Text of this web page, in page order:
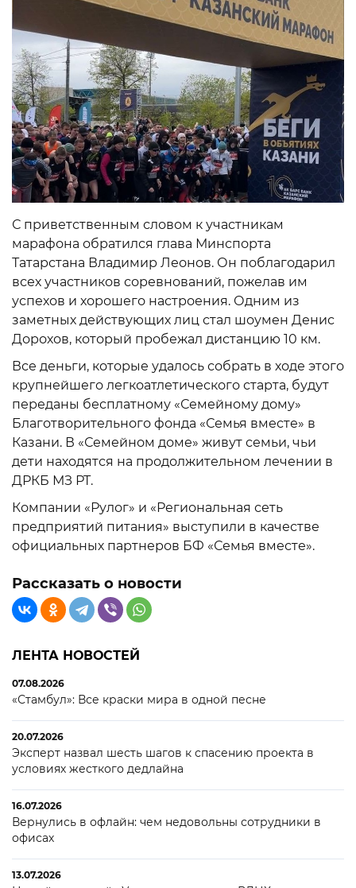
С приветственным словом к участникам
марафона обратился глава Минспорта
Татарстана Владимир Леонов. Он поблагодарил
всех участников соревнований, пожелав им
успехов и хорошего настроения. Одним из
заметных действующих лиц стал шоумен Денис
Дорохов, который пробежал дистанцию 10 км.
Все деньги, которые удалось собрать в ходе этого
крупнейшего легкоатлетического старта, будут
переданы бесплатному «Семейному дому»
Благотворительного фонда «Семья вместе» в
Казани. В «Семейном доме» живут семьи, чьи
дети находятся на продолжительном лечении в
ДРКБ МЗ РТ.
Компании «Рулог» и «Региональная сеть
предприятий питания» выступили в качестве
официальных партнеров БФ «Семья вместе».
Рассказать о новости
ЛЕНТА НОВОСТЕЙ
07.08.2026
«Стамбул»: Все краски мира в одной песне
20.07.2026
Эксперт назвал шесть шагов к спасению проекта в
условиях жесткого дедлайна
16.07.2026
Вернулись в офлайн: чем недовольны сотрудники в
офисах
13.07.2026